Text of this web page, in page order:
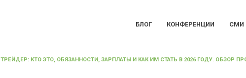
БЛОГ КОНФЕРЕНЦИИ СМИ
ТРЕЙДЕР: КТО ЭТО, ОБЯЗАННОСТИ, ЗАРПЛАТЫ И КАК ИМ СТАТЬ В 2026 ГОДУ. ОБЗОР